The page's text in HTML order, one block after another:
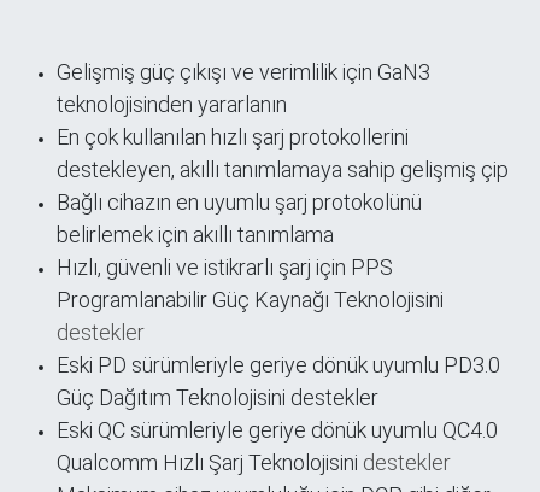
Gelişmiş güç çıkışı ve verimlilik için GaN3
teknolojisinden yararlanın
En çok kullanılan hızlı şarj protokollerini
destekleyen, akıllı tanımlamaya sahip gelişmiş çip
Bağlı cihazın en uyumlu şarj protokolünü
belirlemek için akıllı tanımlama
Hızlı, güvenli ve istikrarlı şarj için PPS
Programlanabilir Güç Kaynağı Teknolojisini
destekler
Eski PD sürümleriyle geriye dönük uyumlu PD3.0
Güç Dağıtım Teknolojisini destekler
Eski QC sürümleriyle geriye dönük uyumlu QC4.0
Qualcomm Hızlı Şarj Teknolojisini destekler